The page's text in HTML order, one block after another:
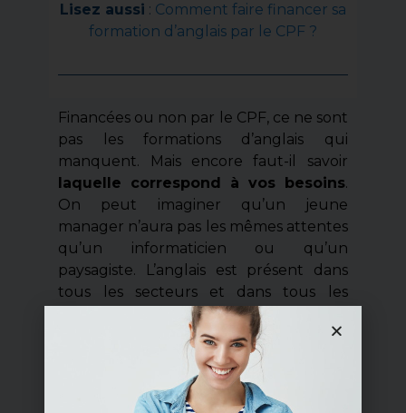
Lisez aussi : Comment faire financer sa
formation d’anglais par le CPF ?
Financées ou non par le CPF, ce ne sont
pas les formations d’anglais qui
manquent. Mais encore faut-il savoir
laquelle correspond à vos besoins.
On peut imaginer qu’un jeune
manager n’aura pas les mêmes attentes
qu’un informaticien ou qu’un
paysagiste. L’anglais est présent dans
tous les secteurs et dans tous les
mais à sa façon.
C’est pour cela que chez SpeakUp
English Coaching,nos professeurs ne
suivent pas un programme